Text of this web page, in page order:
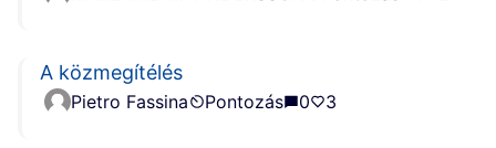
A közmegítélés
Pietro Fassina Pontozás 0 3